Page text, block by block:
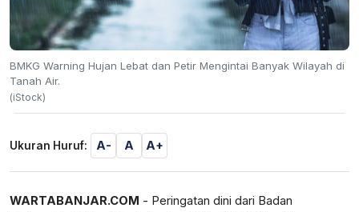
BMKG Warning Hujan Lebat dan Petir Mengintai Banyak Wilayah di
Tanah Air.
(iStock)
Ukuran Huruf: A- A A+
WARTABANJAR.COM - Peringatan dini dari Badan